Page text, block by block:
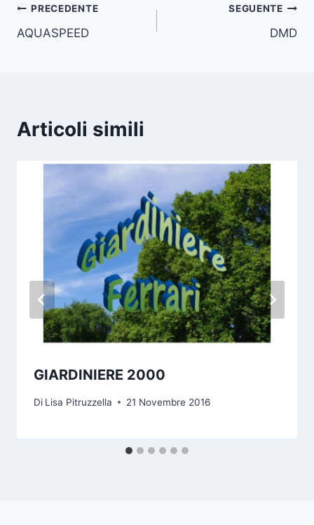
Navigazione
articoli
PRECEDENTE
AQUASPEED
SEGUENTE
DMD
Articoli simili
GIARDINIERE 2000
Di Lisa Pitruzzella 21 Novembre 2016